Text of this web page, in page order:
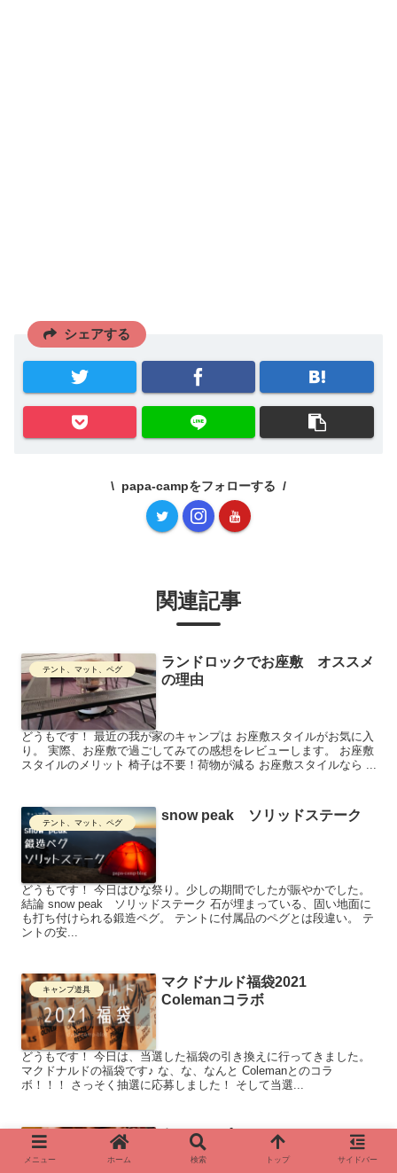
シェアする
papa-campをフォローする
関連記事
テント、マット、ペグ
ランドロックでお座敷 オススメ
の理由
どうもです！ 最近の我が家のキャンプは お座敷スタイルがお気に入
り。 実際、お座敷で過ごしてみての感想をレビューします。 お座敷
スタイルのメリット 椅子は不要！荷物が減る お座敷スタイルなら ...
テント、マット、ペグ snow peak ソリッドステーク
どうもです！ 今日はひな祭り。少しの期間でしたが賑やかでした。
結論 snow peak ソリッドステーク 石が埋まっている、固い地面に
も打ち付けられる鍛造ペグ。 テントに付属品のペグとは段違い。 テ
ントの安...
キャンプ道具
マクドナルド福袋2021
Colemanコラボ
どうもです！ 今日は、当選した福袋の引き換えに行ってきました。
マクドナルドの福袋です♪ な、な、なんと Colemanとのコラ
ボ！！！ さっそく抽選に応募しました！ そして当選...
キャンプ道具 冬キャンプにホットカーペット
メニュー ホーム 検索 トップ サイドバー